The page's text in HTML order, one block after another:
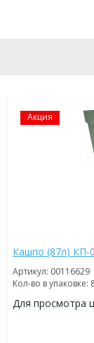
Акция
Кашпо (87л) КП-
Артикул: 00116629
Кол-во в упаковке:
Для просмотра